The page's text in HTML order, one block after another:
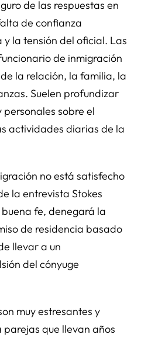
de las respuestas en
de confianza
la tensión del oficial. Las
de inmigración
la relación, la familia, la
Suelen profundizar
sobre el
actividades diarias de la
no está satisfecho
la entrevista Stokes
fe, denegará la
de residencia basado
llevar a un
del cónyuge
muy estresantes y
que llevan años